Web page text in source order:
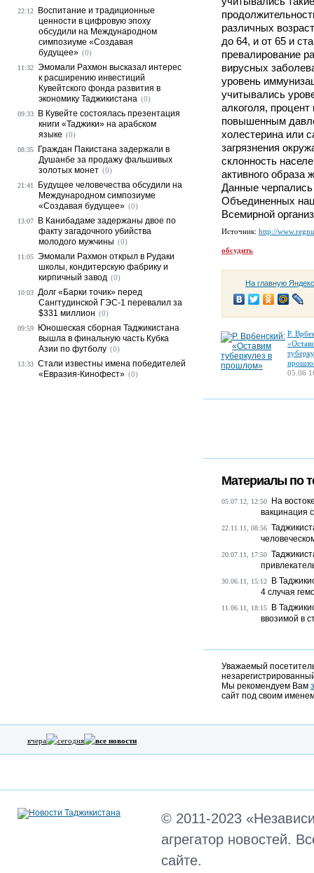
различных
до 64, и от 65 и
превалирование
вирусных
уровень
учитывались
алкоголя,
повышенным
холестерина или
загрязнения
склонность
активного образа
Данные черпались
Объединенных
Всемирной
Источник: http://
обсудить
На главную
Р.
05.06
Материалы по
05.07.12, 12:50
На
вакцинация
22.11.11, 08:56
20.07.11, 17:50
30.06.11, 15:12
В
4 случая
11.06.11, 18:15
В
ввозимой в
Уважаемый
Мы рекомендуем Вам
сайт под своим
22:12
Воспитание и традиционные
ценности в цифровую эпоху
обсудили на Международном
симпозиуме «Создавая
будущее» (0)
11:32 Эмомали Рахмон высказал интерес
к расширению инвестиций
Кувейтского фонда развития в
экономику Таджикистана (0)
09:33
В Кувейте состоялась презентация
книги «Таджики» на арабском
языке (0)
08:35
Граждан Пакистана задержали в
Душанбе за продажу фальшивых
золотых монет (0)
21:41
Будущее человечества обсудили на
Международном симпозиуме
«Создавая будущее» (0)
13:07
В Канибадаме задержаны двое по
факту загадочного убийства
молодого мужчины (0)
11:05 Эмомали Рахмон открыл в Рудаки
школы, кондитерскую фабрику и
кирпичный завод (0)
10:03 Долг «Барки точик» перед
Сангтудинской ГЭС-1 перевалил за
$331 миллион (0)
09:59
Юношеская сборная Таджикистана
вышла в финальную часть Кубка
Азии по футболу (0)
13:33 Стали известны имена победителей
«Евразия-Кинофест» (0)
вчера сегодня все новости
© 2011-2023
агрегатор новостей.
сайте.